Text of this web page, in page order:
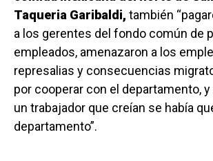
Taqueria Garibaldi, también
a los gerentes del fondo común de
empleados, amenazaron a los
represalias y consecuencias
por cooperar con el departamento,
un trabajador que creían se había
departamento”.